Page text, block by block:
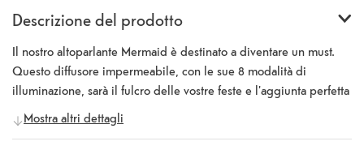
Descrizione del prodotto
Il nostro altoparlante Mermaid è destinato a diventare un must.
Questo diffusore impermeabile, con le sue 8 modalità di
illuminazione, sarà il fulcro delle vostre feste e l'aggiunta perfetta
a docce e bagni. Niente sarà più come prima!
Mostra altri dettagli